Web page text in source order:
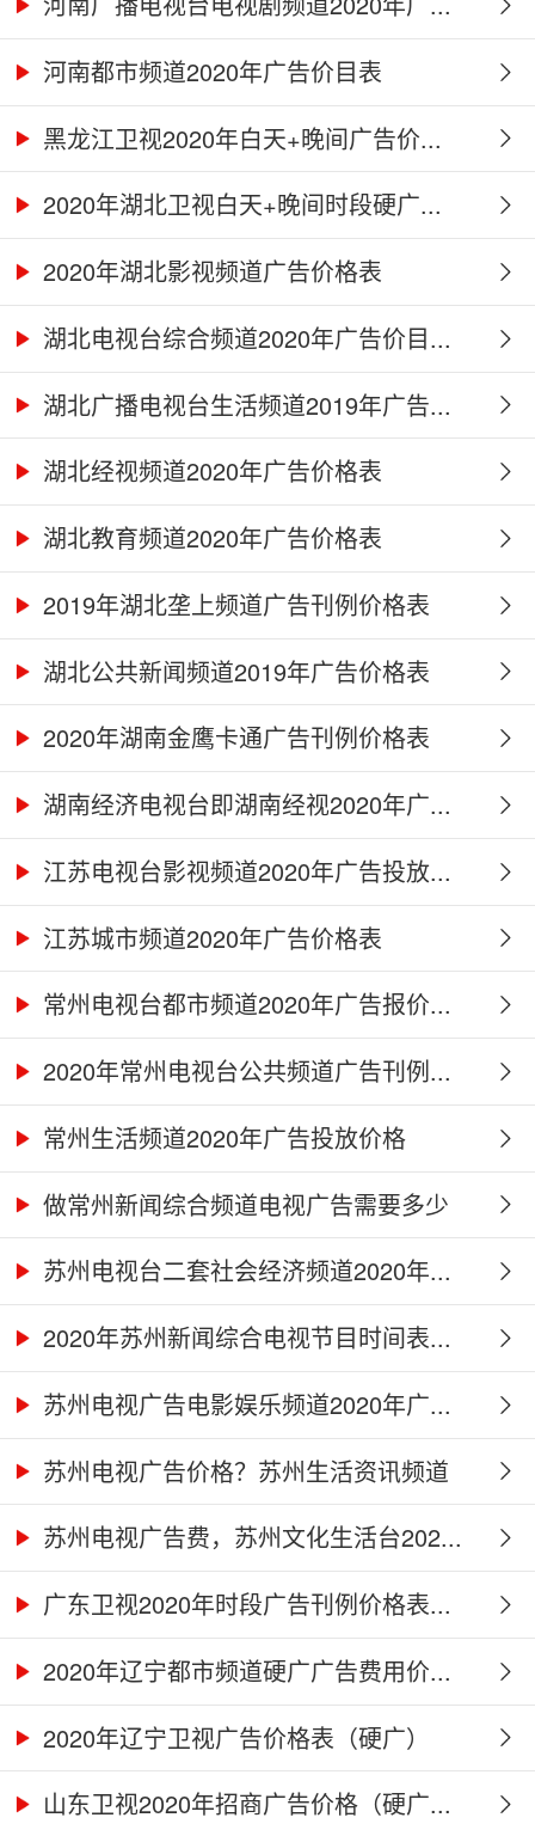
河南都市频道2020年广告价目表
黑龙江卫视2020年白天+晚间广告价...
2020年湖北卫视白天+晚间时段硬广...
2020年湖北影视频道广告价格表
湖北电视台综合频道2020年广告价目...
湖北广播电视台生活频道2019年广告...
湖北经视频道2020年广告价格表
湖北教育频道2020年广告价格表
2019年湖北垄上频道广告刊例价格表
湖北公共新闻频道2019年广告价格表
2020年湖南金鹰卡通广告刊例价格表
湖南经济电视台即湖南经视2020年广...
江苏电视台影视频道2020年广告投放...
江苏城市频道2020年广告价格表
常州电视台都市频道2020年广告报价...
2020年常州电视台公共频道广告刊例...
常州生活频道2020年广告投放价格
做常州新闻综合频道电视广告需要多少
钱...苏州电视台二套社会经济频道2020年...
2020年苏州新闻综合电视节目时间表...
苏州电视广告电影娱乐频道2020年广...
苏州电视广告价格？苏州生活资讯频道
2...苏州电视广告费，苏州文化生活台202...
广东卫视2020年时段广告刊例价格表...
2020年辽宁都市频道硬广广告费用价...
2020年辽宁卫视广告价格表（硬广）
山东卫视2020年招商广告价格（硬广...